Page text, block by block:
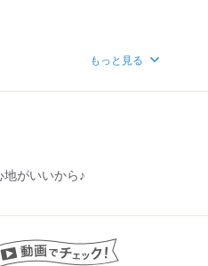
もっと見る
がいいから♪